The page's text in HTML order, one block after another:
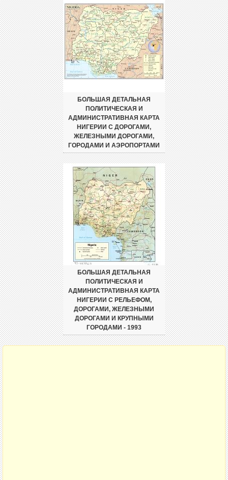
БОЛЬШАЯ ДЕТАЛЬНАЯ
ПОЛИТИЧЕСКАЯ И
АДМИНИСТРАТИВНАЯ КАРТА
НИГЕРИИ С ДОРОГАМИ,
ЖЕЛЕЗНЫМИ ДОРОГАМИ,
ГОРОДАМИ И АЭРОПОРТАМИ
БОЛЬШАЯ ДЕТАЛЬНАЯ
ПОЛИТИЧЕСКАЯ И
АДМИНИСТРАТИВНАЯ КАРТА
НИГЕРИИ С РЕЛЬЕФОМ,
ДОРОГАМИ, ЖЕЛЕЗНЫМИ
ДОРОГАМИ И КРУПНЫМИ
ГОРОДАМИ - 1993